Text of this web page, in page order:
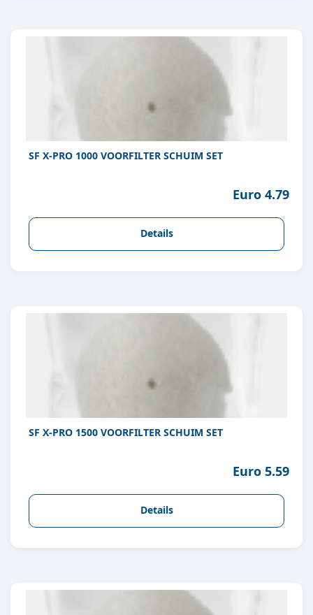
SF X-PRO 1000 VOORFILTER SCHUIM SET
Euro 4.79
Details
SF X-PRO 1500 VOORFILTER SCHUIM SET
Euro 5.59
Details